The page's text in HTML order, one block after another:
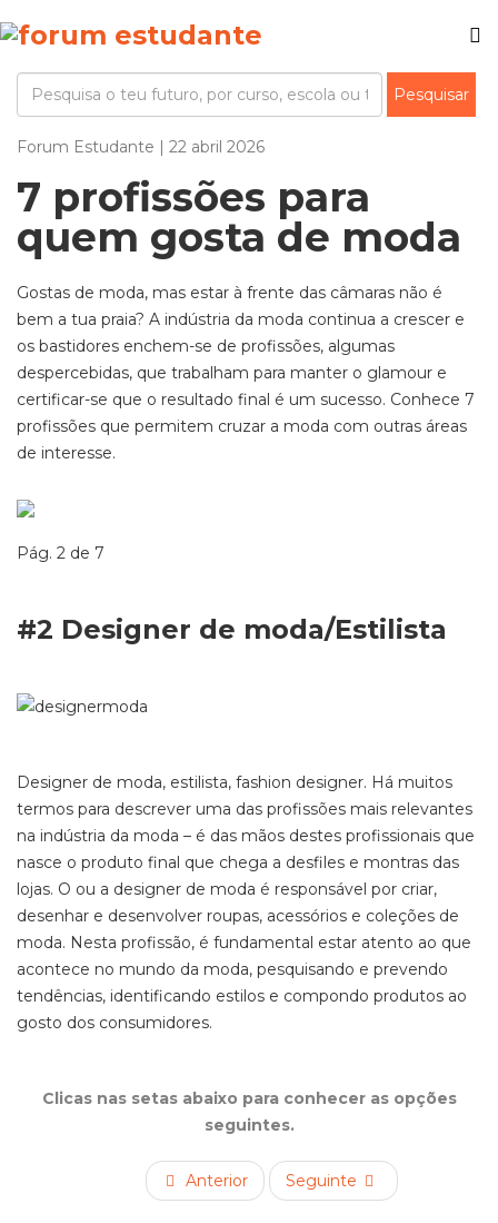
Forum Estudante | 22 abril 2026
7 profissões para
quem gosta de moda
Gostas de moda, mas estar à frente das câmaras não é
bem a tua praia? A indústria da moda continua a crescer e
os bastidores enchem-se de profissões, algumas
despercebidas, que trabalham para manter o glamour e
certificar-se que o resultado final é um sucesso. Conhece 7
profissões que permitem cruzar a moda com outras áreas
de interesse.
Pág. 2 de 7
#2 Designer de moda/Estilista
Designer de moda, estilista, fashion designer. Há muitos
termos para descrever uma das profissões mais relevantes
na indústria da moda – é das mãos destes profissionais que
nasce o produto final que chega a desfiles e montras das
lojas. O ou a designer de moda é responsável por criar,
desenhar e desenvolver roupas, acessórios e coleções de
moda. Nesta profissão, é fundamental estar atento ao que
acontece no mundo da moda, pesquisando e prevendo
tendências, identificando estilos e compondo produtos ao
gosto dos consumidores.
Clicas nas setas abaixo para conhecer as opções
seguintes.
Anterior Seguinte